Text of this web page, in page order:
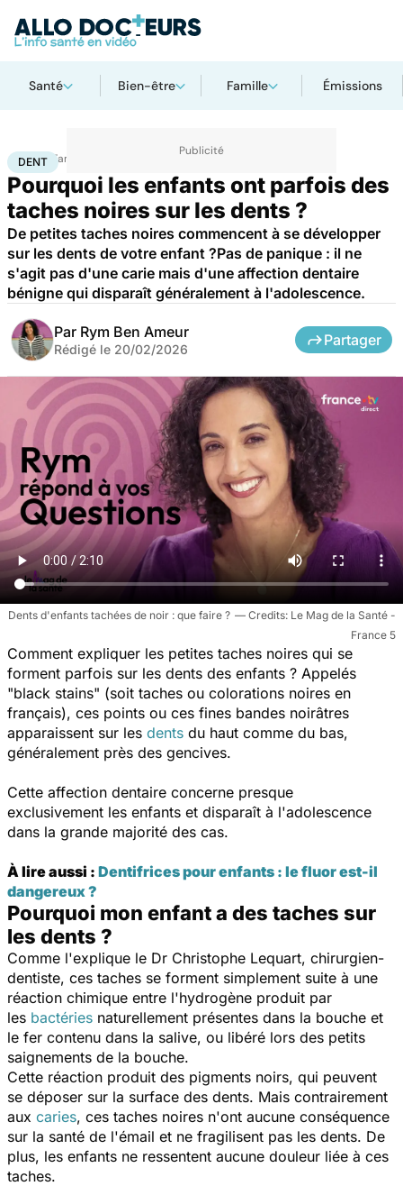
Santé Bien-être Famille Émissions
Accueil Famille
DENT
Pourquoi les enfants ont parfois des
taches noires sur les dents ?
De petites taches noires commencent à se développer
sur les dents de votre enfant ?Pas de panique : il ne
s'agit pas d'une carie mais d'une affection dentaire
bénigne qui disparaît généralement à l'adolescence.
Par Rym Ben Ameur
Rédigé le 20/02/2026
Partager
Dents d'enfants tachées de noir : que faire ?
Le Mag de la Santé -
France 5
Comment expliquer les petites taches noires qui se
forment parfois sur les dents des enfants ? Appelés
"black stains" (soit taches ou colorations noires en
français), ces points ou ces fines bandes noirâtres
apparaissent sur les dents du haut comme du bas,
généralement près des gencives.
Cette affection dentaire concerne presque
exclusivement les enfants et disparaît à l'adolescence
dans la grande majorité des cas.
À lire aussi : Dentifrices pour enfants : le fluor est-il
dangereux ?
Pourquoi mon enfant a des taches sur
les dents ?
Comme l'explique le Dr Christophe Lequart, chirurgien-
dentiste, ces taches se forment simplement suite à une
réaction chimique entre l'hydrogène produit par
les bactéries naturellement présentes dans la bouche et
le fer contenu dans la salive, ou libéré lors des petits
saignements de la bouche.
Cette réaction produit des pigments noirs, qui peuvent
se déposer sur la surface des dents. Mais contrairement
aux caries, ces taches noires n'ont aucune conséquence
sur la santé de l'émail et ne fragilisent pas les dents. De
plus, les enfants ne ressentent aucune douleur liée à ces
taches.